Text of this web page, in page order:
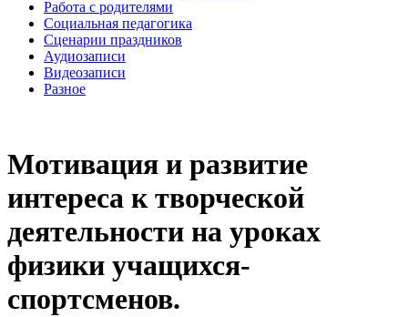
Работа с родителями
Социальная педагогика
Сценарии праздников
Аудиозаписи
Видеозаписи
Разное
Мотивация и развитие
интереса к творческой
деятельности на уроках
физики учащихся-
спортсменов.